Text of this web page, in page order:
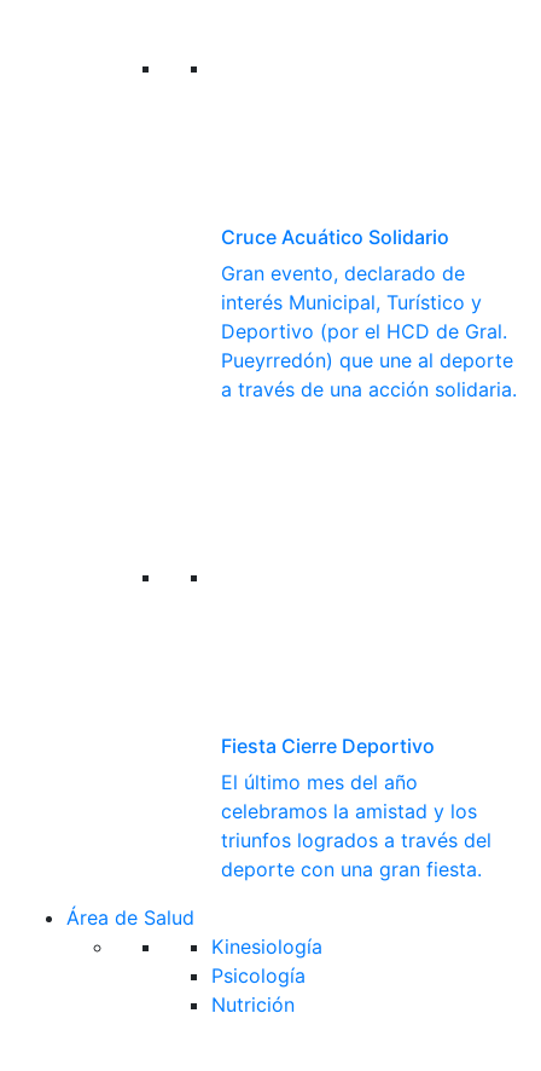
Cruce Acuático Solidario
Gran evento, declarado de
interés Municipal, Turístico y
Deportivo (por el HCD de Gral.
Pueyrredón) que une al deporte
a través de una acción solidaria.
Fiesta Cierre Deportivo
El último mes del año
celebramos la amistad y los
triunfos logrados a través del
deporte con una gran fiesta.
Área de Salud
Kinesiología
Psicología
Nutrición